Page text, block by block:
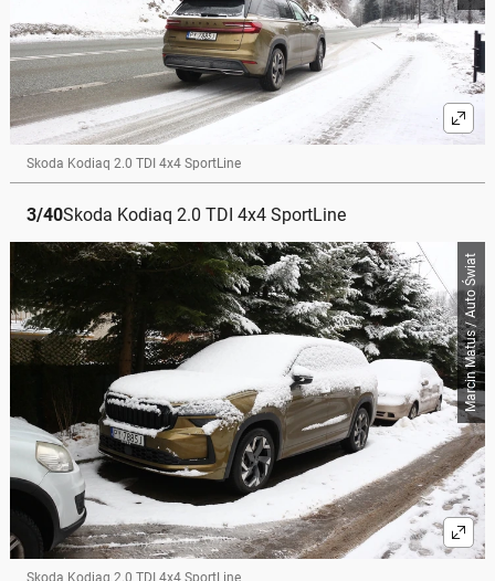
Skoda Kodiaq 2.0 TDI 4x4 SportLine
3/40Skoda Kodiaq 2.0 TDI 4x4 SportLine
Marcin Matus / Auto Świat
Skoda Kodiaq 2.0 TDI 4x4 SportLine